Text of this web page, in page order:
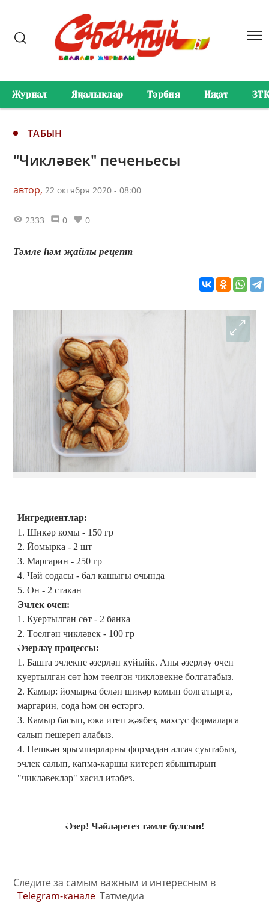
Журнал Яңалыклар Тәрбия Иҗат ЗТК
ТАБЫН
"Чикләвек" печеньесы
автор, 22 октября 2020 - 08:00
2333 0 0
Тәмле һәм җайлы рецепт
Ингредиентлар:
1. Шикәр комы - 150 гр
2. Йомырка - 2 шт
3. Маргарин - 250 гр
4. Чәй содасы - бал кашыгы очында
5. Он - 2 стакан
Эчлек өчен:
1. Куертылган сөт - 2 банка
2. Төелгән чикләвек - 100 гр
Әзерләү процессы:
1. Башта эчлекне әзерләп куйыйк. Аны әзерләү өчен
куертылган сөт һәм төелгән чикләвекне болгатабыз.
2. Камыр: йомырка белән шикәр комын болгатырга,
маргарин, сода һәм он өстәргә.
3. Камыр басып, юка итеп җәябез, махсус формаларга
салып пешереп алабыз.
4. Пешкән ярымшарларны формадан алгач суытабыз,
эчлек салып, капма-каршы китереп ябыштырып
"чикләвекләр" хасил итәбез.
Әзер! Чәйләрегез тәмле булсын!
Следите за самым важным и интересным в
Telegram-канале Татмедиа